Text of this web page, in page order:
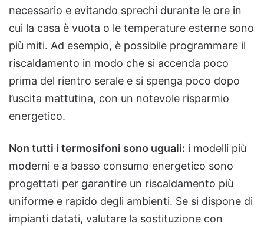
necessario e evitando sprechi durante le ore in
cui la casa è vuota o le temperature esterne sono
più miti. Ad esempio, è possibile programmare il
riscaldamento in modo che si accenda poco
prima del rientro serale e si spenga poco dopo
l’uscita mattutina, con un notevole risparmio
energetico.
Non tutti i termosifoni sono uguali: i modelli più
moderni e a basso consumo energetico sono
progettati per garantire un riscaldamento più
uniforme e rapido degli ambienti. Se si dispone di
impianti datati, valutare la sostituzione con